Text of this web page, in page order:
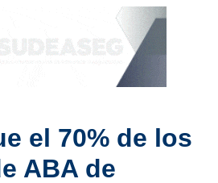
el 70% de los
ABA de